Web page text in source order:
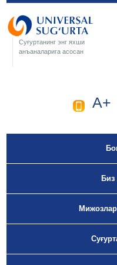
Суғуртанинг энг яхши
анъаналарига асосан
A+
Биз